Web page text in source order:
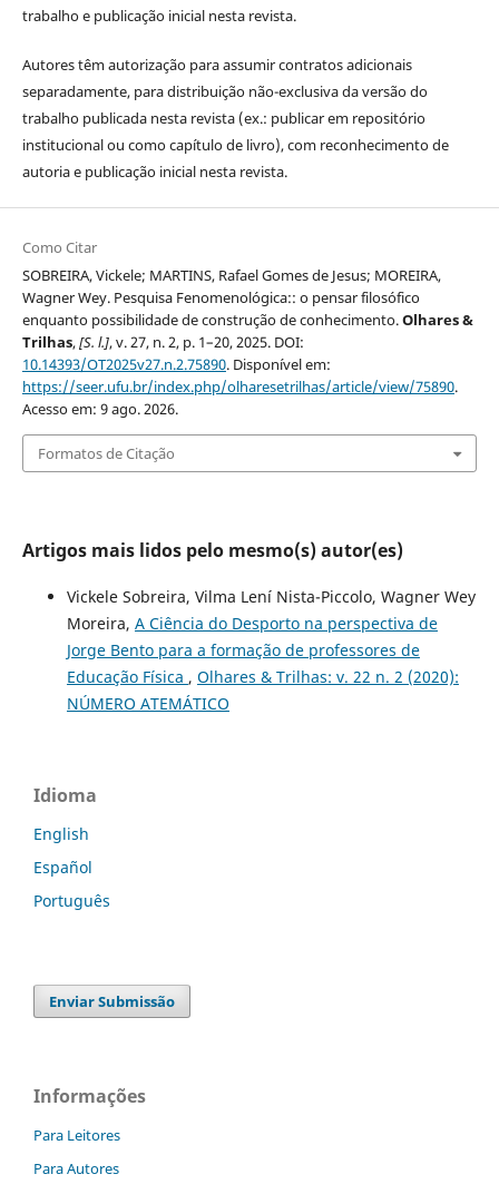
trabalho e publicação inicial nesta revista.
Autores têm autorização para assumir contratos adicionais
separadamente, para distribuição não-exclusiva da versão do
trabalho publicada nesta revista (ex.: publicar em repositório
institucional ou como capítulo de livro), com reconhecimento de
autoria e publicação inicial nesta revista.
Como Citar
SOBREIRA, Vickele; MARTINS, Rafael Gomes de Jesus; MOREIRA,
Wagner Wey. Pesquisa Fenomenológica:: o pensar filosófico
enquanto possibilidade de construção de conhecimento.Olhares &
Trilhas,[S. l.], v. 27, n. 2, p. 1–20, 2025. DOI:
10.14393/OT2025v27.n.2.75890. Disponível em:
https://seer.ufu.br/index.php/olharesetrilhas/article/view/75890.
Acesso em: 9 ago. 2026.
Formatos de Citação
Artigos mais lidos pelo mesmo(s) autor(es)
Vickele Sobreira, Vilma Lení Nista-Piccolo, Wagner Wey
Moreira, A Ciência do Desporto na perspectiva de
Jorge Bento para a formação de professores de
Educação Física , Olhares & Trilhas: v. 22 n. 2 (2020):
NÚMERO ATEMÁTICO
Idioma
English
Español
Português
Enviar Submissão
Informações
Para Leitores
Para Autores